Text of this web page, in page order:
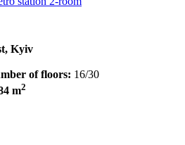
Kyiv
of floors: 16/30
m2